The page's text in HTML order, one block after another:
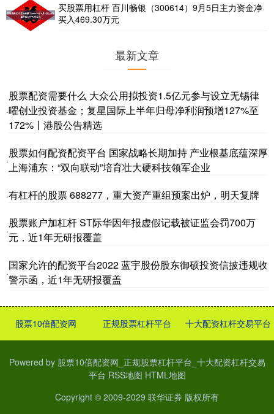
买股票用杠杆 百川畅银（300614）9月5日主力资金净
买入469.30万元
最新文章
·
股票配资需要什么 大众公用拟投资1.5亿元参与设立无锡律
曜创业投资基金；复星国际上半年归母净利润预增127%至
172%丨港股公告精选
·
股票如何配资配资平台 国家战略长期加持 产业根基底蕴深厚
上海浦东：“双向联动”培育壮大硬科技领军企业
·有杠杆的股票 688277，重大资产重组预案出炉，明天复牌
·
股票账户加杠杆 ST际华因年报虚假记载被证监会罚700万
元，近1年无研报覆盖
·
国家允许的配资平台2022 蓝宇股份股东御硕投资信披违规收
警示函，近1年无研报覆盖
股票10倍配资网 正规股票杠杆平台 十大配资杠杆交易平台
Powered by 股票10倍配资网_正规股票杠杆平台_十大配资杠杆交易
平台 RSS地图 HTML地图
Copyright © 2009-2029 联华证券 版权所有